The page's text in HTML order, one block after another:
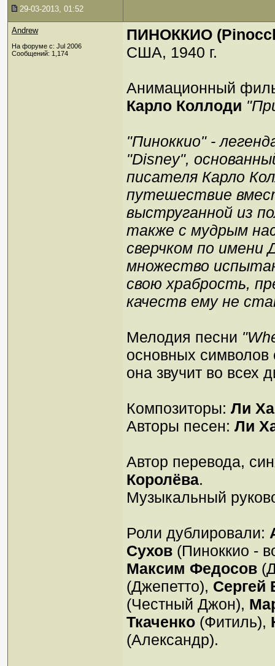
29-03-2013, 01:52
Andrew
На форуме с: Jul 2006
Сообщений: 1,174
ПИНОККИО
США, 1940 г.
Анимационный
Карло Коллоди
"Пиноккио" -
"Disney",
писателя Карло
путешествие
выструганной из
также с мудрым
сверчком по
множество
свою храбрость,
качеств ему не
Мелодия песни
основных символов
она звучит во всех
Композиторы: Ли
Авторы песен: Ли
Автор перевода,
Королёва.
Музыкальный
Роли дублировали:
Сухов (Пиноккио -
Максим Федосов
(Джепетто), Сергей
(Честный Джон),
Ткаченко (Фитиль),
(Александр).